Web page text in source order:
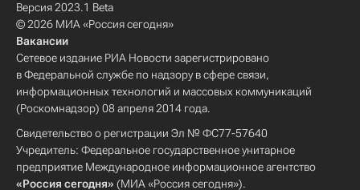
Версия 2023.1 Beta
© 2026 МИА «Россия сегодня»
Вакансии
Сетевое издание РИА Новости зарегистрировано
в Федеральной службе по надзору в сфере связи,
информационных технологий и массовых коммуникаций
(Роскомнадзор) 08 апреля 2014 года.
Свидетельство о регистрации Эл № ФС77-57640
Учредитель: Федеральное государственное унитарное
предприятие Международное информационное агентство
«Россия сегодня» (МИА «Россия сегодня»).